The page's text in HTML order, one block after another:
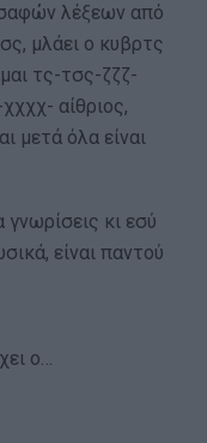
λέξεων από
μλάει ο κυβρτς
τς-τσς-ζζζ-
αίθριος,
μετά όλα είναι
γνωρίσεις κι εσύ
είναι παντού
ο…